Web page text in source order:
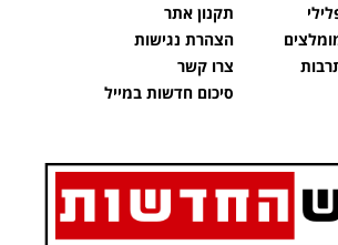
תקנון אתר
הצהרת נגישות
צרו קשר
סיכום חדשות במייל